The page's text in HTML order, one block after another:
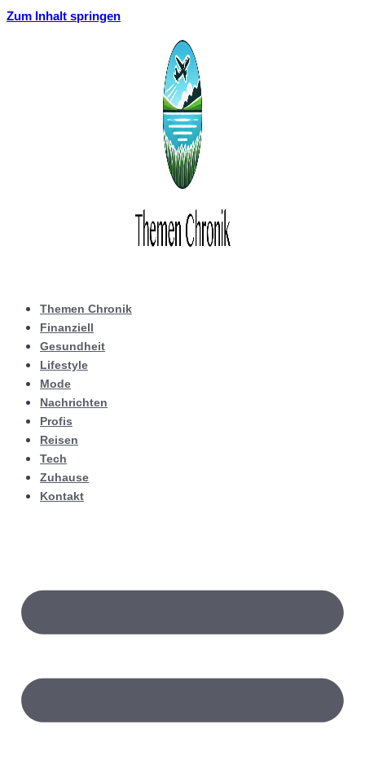
Zum Inhalt springen
Themen Chronik
Finanziell
Gesundheit
Lifestyle
Mode
Nachrichten
Profis
Reisen
Tech
Zuhause
Kontakt